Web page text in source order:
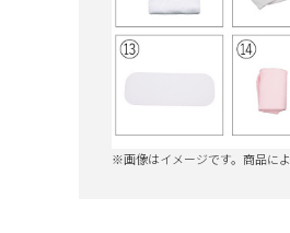
※画像はイメージです。商品に